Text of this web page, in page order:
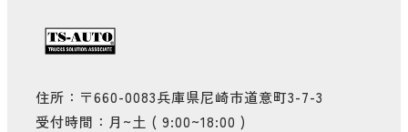
住所：〒660-0083兵庫県尼崎市道意町3-7-3
受付時間：月~土 ( 9:00~18:00 )